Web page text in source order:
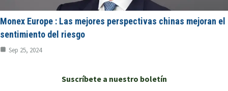
Monex Europe : Las mejores perspectivas chinas mejoran el
sentimiento del riesgo
Sep 25, 2024
Suscríbete a nuestro boletín